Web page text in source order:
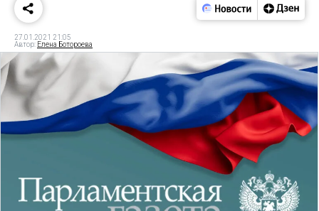
27.01.2021 21:05
Автор: Елена Ботороева